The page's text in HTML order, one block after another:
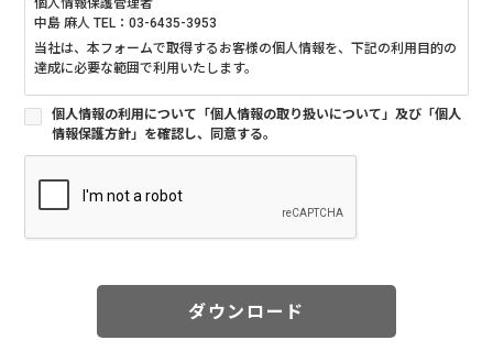
個人情報保護管理者
中島 麻人 TEL：03-6435-3953
当社は、本フォームで取得するお客様の個人情報を、下記の利用目的の
達成に必要な範囲で利用いたします。
■個人情報の利用目的について
当社は、当サイトにおいてお客様からご提供いただく個人情報を各種お
問合せ・お申込・ご依頼への対応、当社の製品・サービスやイベント・
セミナー等のご案内、メールマガジンの送付、アンケートのお願い及び
当社ウェブサイトの改善の目的で利用させていただきます。
■個人情報の第三者提供について
提供することはありません。
■個人情報の委託について
個人情報の利用について「個人情報の取り扱いについて」及び「個人
情報保護方針」を確認し、同意する。
ダウンロード